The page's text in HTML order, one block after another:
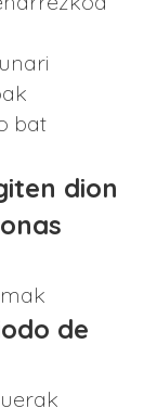
bat
dion
de